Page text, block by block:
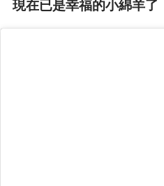
現在已是幸福的小綿羊了